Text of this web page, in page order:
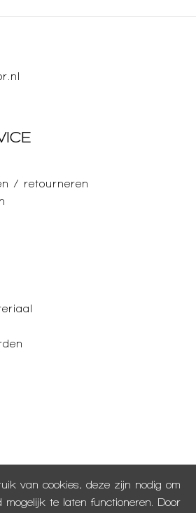
van cookies, deze zijn nodig om
te laten functioneren. Door
/ retourneren